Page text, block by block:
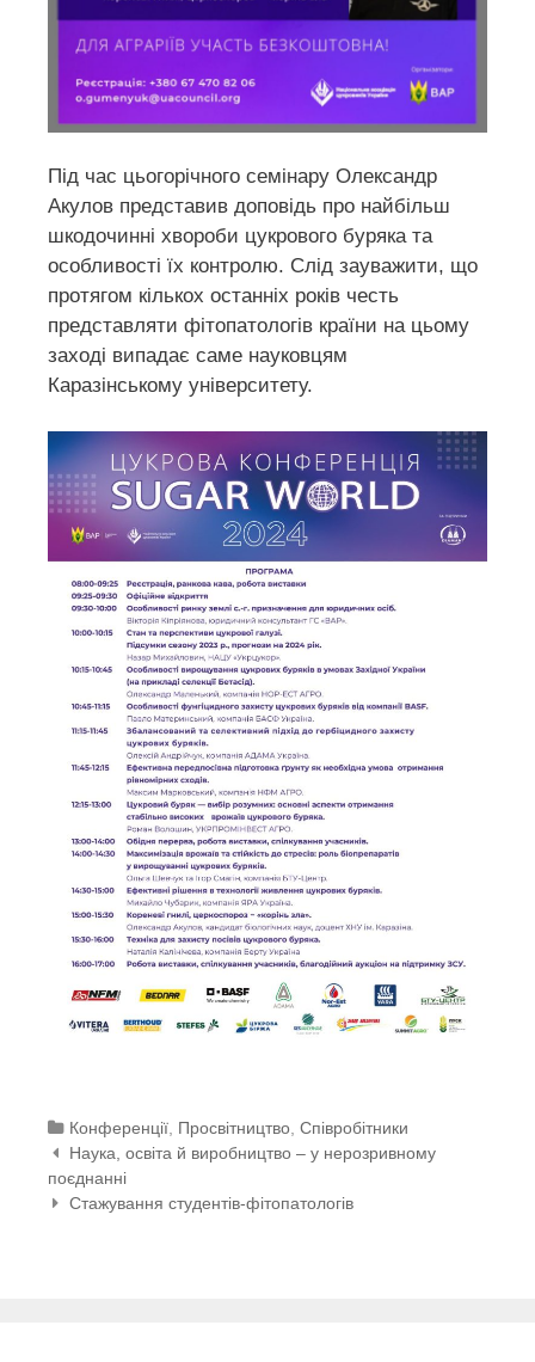
Під час цьогорічного семінару Олександр
Акулов представив доповідь про найбільш
шкодочинні хвороби цукрового буряка та
особливості їх контролю. Слід зауважити, що
протягом кількох останніх років честь
представляти фітопатологів країни на цьому
заході випадає саме науковцям
Каразінському університету.
Categories
Конференції Просвітництво Співробітники
Post navigation
Наука, освіта й виробництво – у нерозривному
поєднанні
Стажування студентів-фітопатологів